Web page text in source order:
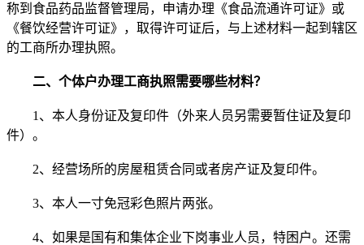
称到食品药品监督管理局，申请办理《食品流通许可证》或
《餐饮经营许可证》，取得许可证后，与上述材料一起到辖区
的工商所办理执照。
二、个体户办理工商执照需要哪些材料？
1、本人身份证及复印件（外来人员另需要暂住证及复印
件）。
2、经营场所的房屋租赁合同或者房产证及复印件。
3、本人一寸免冠彩色照片两张。
4、如果是国有和集体企业下岗事业人员，特困户。还需